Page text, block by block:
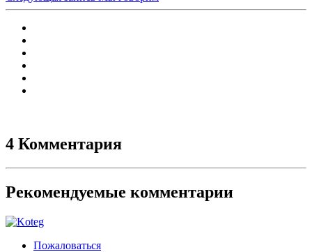
4 Комментария
Рекомендуемые комментарии
Пожаловаться